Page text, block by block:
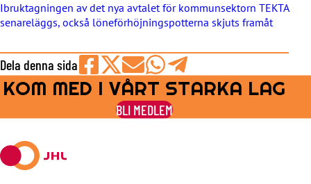
Ibruktagningen av det nya avtalet för kommunsektorn TEKTA
senareläggs, också löneförhöjningspotterna skjuts framåt
Dela denna sida
Share
on
Facebook
Share
on
Share
by
E-
Share
on
WhatsApp
Share
on
Telegram
KOM MED I VÅRT STARKA LAG
BLI MEDLEM